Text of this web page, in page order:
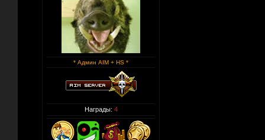
* Админ AIM + HS *
Награды: 4